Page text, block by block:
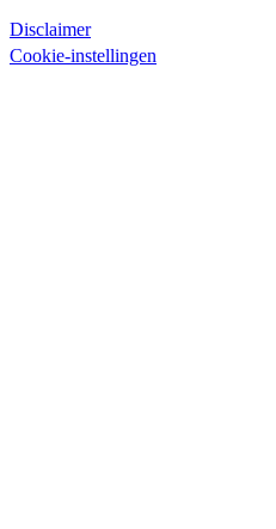
Disclaimer
Cookie-instellingen